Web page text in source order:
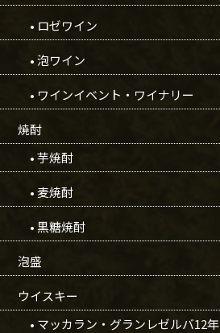
• ロゼワイン
• 泡ワイン
• ワインイベント・ワイナリー
焼酎
• 芋焼酎
• 麦焼酎
• 黒糖焼酎
泡盛
ウイスキー
• マッカラン・グランレゼルバ12年